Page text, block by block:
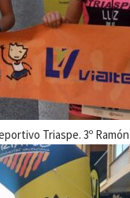
Triaspe. 3º